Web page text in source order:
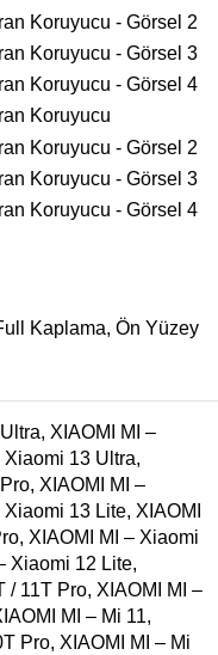
Kaplama, Ön Yüzey
, XIAOMI MI –
Xiaomi 13 Ultra,
, XIAOMI MI –
Xiaomi 13 Lite, XIAOMI
, XIAOMI MI – Xiaomi
Xiaomi 12 Lite,
/ 11T Pro, XIAOMI MI –
MI – Mi 11,
Pro, XIAOMI MI – Mi